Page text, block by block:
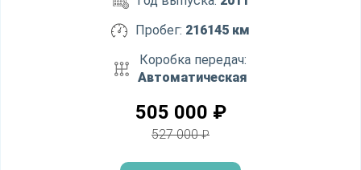
Пробег: 216145 км
Коробка передач:
Автоматическая
505 000 ₽
527 000₽